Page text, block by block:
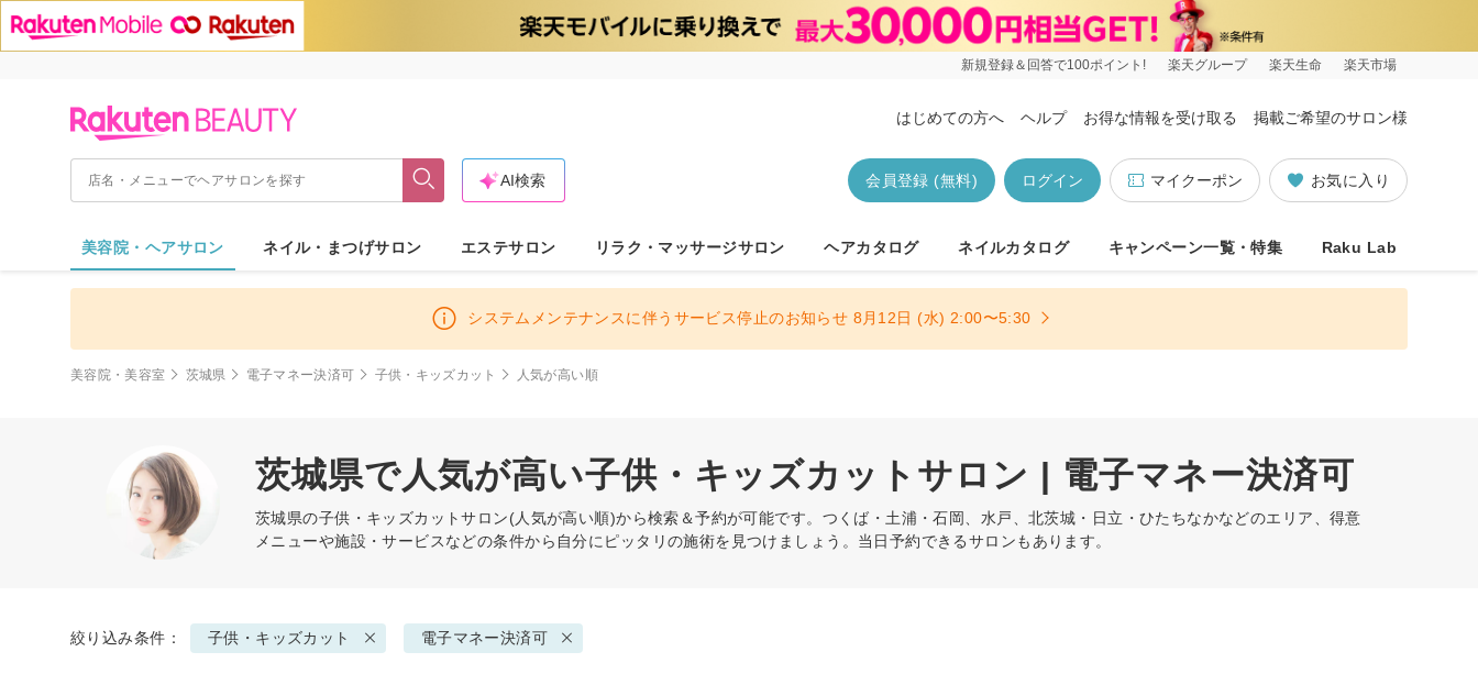
新規登録＆回答で100ポイント! 楽天グループ 楽天生命 楽天市場
はじめての方へ ヘルプ お得な情報を受け取る 掲載ご希望のサロン様
お気に入り
マイクーポン
ログイン
会員登録 (無料)
AI検索
美容院・ヘアサロン ネイル・まつげサロン エステサロン リラク・マッサージサロン ヘアカタログ ネイルカタログ キャンペーン一覧・特集 Raku Lab
システムメンテナンスに伴うサービス停止のお知らせ 8月12日 (水) 2:00〜5:30
美容院・美容室 茨城県 電子マネー決済可 子供・キッズカット 人気が高い順
茨城県で人気が高い子供・キッズカットサロン | 電子マネー決済可
茨城県の子供・キッズカットサロン(人気が高い順)から検索＆予約が可能です。つくば・土浦・石岡、水戸、北茨城・日立・ひたちなかなどのエリア、得意
メニューや施設・サービスなどの条件から自分にピッタリの施術を見つけましょう。当日予約できるサロンもあります。
絞り込み条件： 子供・キッズカット 電子マネー決済可